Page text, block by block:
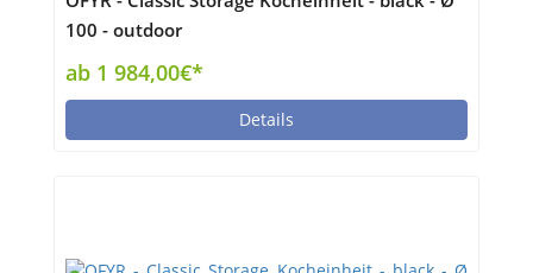
100 - outdoor
ab 1 984,00€*
Details